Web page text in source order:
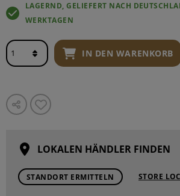
LAGERND, GELIEFERT NACH
WERKTAGEN
IN DEN WARENKORB
LOKALEN HÄNDLER FINDEN
STANDORT ERMITTELN STORE